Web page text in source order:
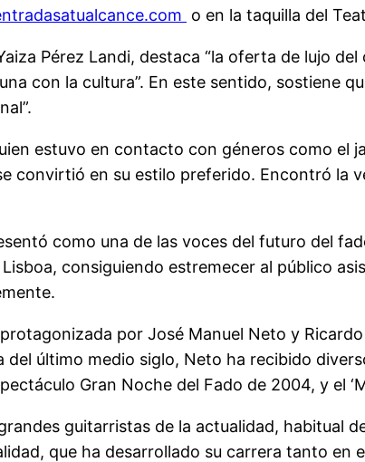
o en la taquilla del
Pérez Landi, destaca “la oferta de lujo
con la cultura”. En este sentido, sostiene
estuvo en contacto con géneros como el
convirtió en su estilo preferido. Encontró la
como una de las voces del futuro del
consiguiendo estremecer al público
por José Manuel Neto y
último medio siglo, Neto ha recibido
Gran Noche del Fado de 2004, y el
guitarristas de la actualidad, habitual
que ha desarrollado su carrera tanto en